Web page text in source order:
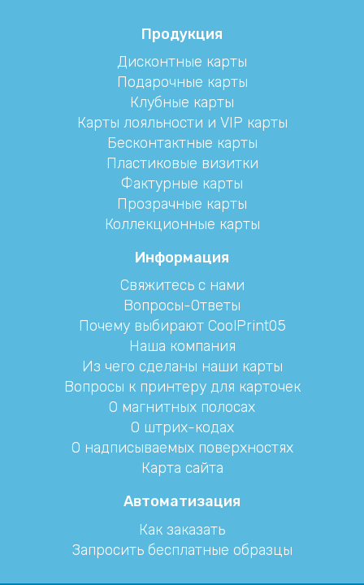
Продукция
Дисконтные карты
Подарочные карты
Клубные карты
Карты лояльности и VIP карты
Бесконтактные карты
Пластиковые визитки
Фактурные карты
Прозрачные карты
Коллекционные карты
Информация
Свяжитесь с нами
Вопросы-Ответы
Почему выбирают CoolPrint05
Наша компания
Из чего сделаны наши карты
Вопросы к принтеру для карточек
О магнитных полосах
О штрих-кодах
О надписываемых поверхностях
Карта сайта
Автоматизация
Как заказать
Запросить бесплатные образцы